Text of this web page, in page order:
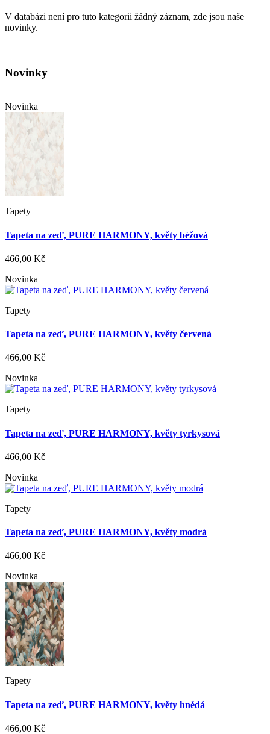
V databázi není pro tuto kategorii žádný záznam, zde jsou naše
novinky.
Novinky
Novinka
Tapety
Tapeta na zeď, PURE HARMONY, květy béžová
466,00 Kč
Novinka
Tapety
Tapeta na zeď, PURE HARMONY, květy červená
466,00 Kč
Novinka
Tapety
Tapeta na zeď, PURE HARMONY, květy tyrkysová
466,00 Kč
Novinka
Tapety
Tapeta na zeď, PURE HARMONY, květy modrá
466,00 Kč
Novinka
Tapety
Tapeta na zeď, PURE HARMONY, květy hnědá
466,00 Kč